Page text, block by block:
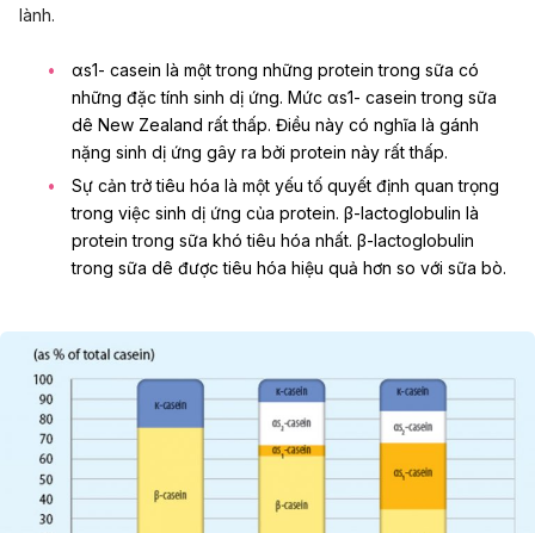
lành.
αs1- casein là một trong những protein trong sữa có
những đặc tính sinh dị ứng. Mức αs1- casein trong sữa
dê New Zealand rất thấp. Điều này có nghĩa là gánh
nặng sinh dị ứng gây ra bởi protein này rất thấp.
Sự cản trở tiêu hóa là một yếu tố quyết định quan trọng
trong việc sinh dị ứng của protein. β-lactoglobulin là
protein trong sữa khó tiêu hóa nhất. β-lactoglobulin
trong sữa dê được tiêu hóa hiệu quả hơn so với sữa bò.